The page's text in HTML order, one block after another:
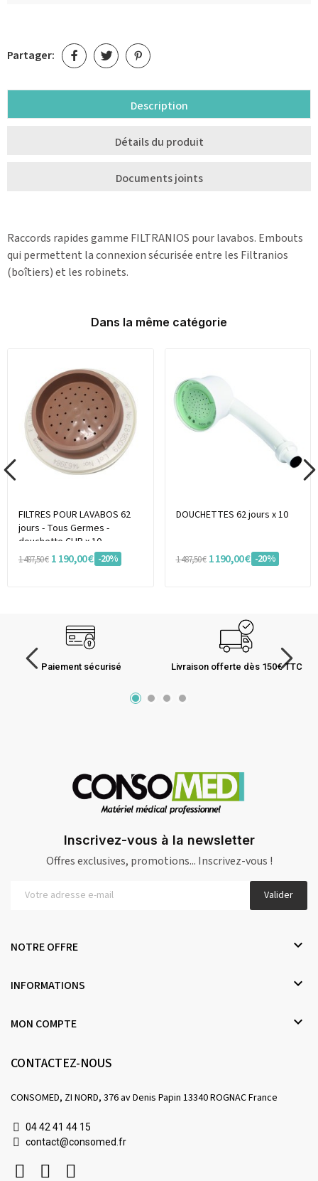
Partager:
Description
Détails du produit
Documents joints
Raccords rapides gamme FILTRANIOS pour lavabos. Embouts
qui permettent la connexion sécurisée entre les Filtranios
(boîtiers) et les robinets.
Dans la même catégorie
FILTRES POUR LAVABOS 62
jours - Tous Germes -
douchette CLIP x 10
1 487,50 € 1 190,00 € -20%
DOUCHETTES 62 jours x 10
1 487,50 € 1 190,00 € -20%
Paiement sécurisé Livraison offerte dès 150€ TTC
Inscrivez-vous à la newsletter
Offres exclusives, promotions... Inscrivez-vous !
Valider
NOTRE OFFRE 
INFORMATIONS 
MON COMPTE 
CONTACTEZ-NOUS
CONSOMED, ZI NORD, 376 av Denis Papin 13340 ROGNAC France
04 42 41 44 15
contact@consomed.fr